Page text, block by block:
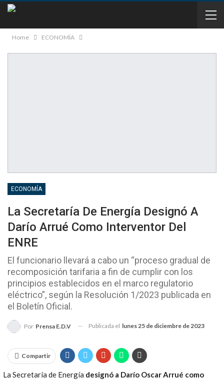
Home ECONOMÍA
ECONOMÍA
La Secretaría De Energía Designó A
Darío Arrué Como Interventor Del
ENRE
El funcionario llevará a cabo un “proceso gradual de
recomposición tarifaria a fin de cumplir con los
principios establecidos en el marco regulatorio
eléctrico”, según la Resolución 1/2023 publicada en
el Boletín Oficial.
Por Prensa E.D.V Publicada el lunes 25 de diciembre de 2023
Compartir
La Secretaría de Energía designó a Darío Oscar Arrué como